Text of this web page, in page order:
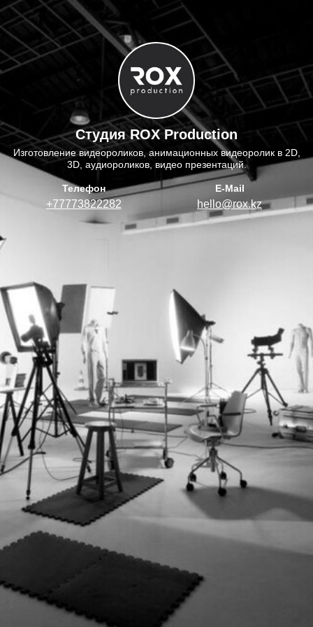
Студия ROX Production
Изготовление видеороликов, анимационных видеоролик в 2D,
3D, аудиороликов, видео презентаций.
Телефон
+77773822282
E-Mail
hello@rox.kz